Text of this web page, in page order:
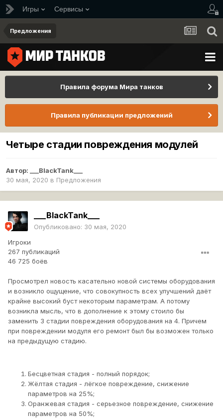
Игры Сервисы
Предложения
Правила форума Мира танков
Правила публикации предложений
Четыре стадии повреждения модулей
Автор:
___BlackTank___
30 мая, 2020 в Предложения
___BlackTank___
Опубликовано: 30 мая, 2020
Игроки
267 публикаций
46 725 боёв
Просмотрел новость касательно новой системы оборудования
и возникло ощущение, что совокупность всех улучшений даёт
крайне высокий буст некоторым параметрам. А потому
возникла мысль, что в дополнение к этому стоило бы
заменить 3 стадии повреждения оборудования на 4. Причем
при повреждении модуля его ремонт был бы возможен только
на предыдущую стадию.
Бесцветная стадия - полный порядок;
Жёлтая стадия - лёгкое повреждение, снижение
параметров на 25%;
Оранжевая стадия - серьезное повреждение, снижение
параметров на 50%;